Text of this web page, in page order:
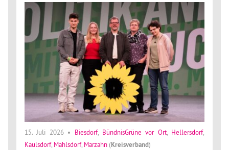
15. Juli 2026• Biesdorf, BündnisGrüne vor Ort, Hellersdorf,
Kaulsdorf, Mahlsdorf, Marzahn (Kreisverband)